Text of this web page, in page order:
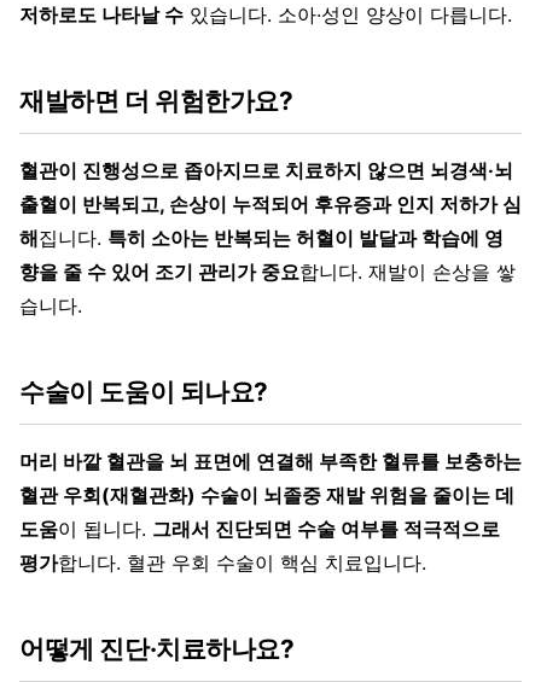
저하로도 나타날 수 있습니다. 소아·성인 양상이 다릅니다.
재발하면 더 위험한가요?
혈관이 진행성으로 좁아지므로 치료하지 않으면 뇌경색·뇌
출혈이 반복되고, 손상이 누적되어 후유증과 인지 저하가 심
해집니다. 특히 소아는 반복되는 허혈이 발달과 학습에 영
향을 줄 수 있어 조기 관리가 중요합니다. 재발이 손상을 쌓
습니다.
수술이 도움이 되나요?
머리 바깥 혈관을 뇌 표면에 연결해 부족한 혈류를 보충하는
혈관 우회(재혈관화) 수술이 뇌졸중 재발 위험을 줄이는 데
도움이 됩니다. 그래서 진단되면 수술 여부를 적극적으로
평가합니다. 혈관 우회 수술이 핵심 치료입니다.
어떻게 진단·치료하나요?